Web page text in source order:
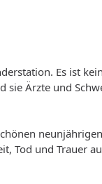
Es ist
sie Ärzte und
Tod und Trauer